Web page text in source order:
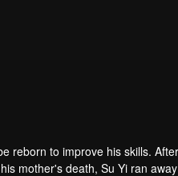
reborn to improve his skills.